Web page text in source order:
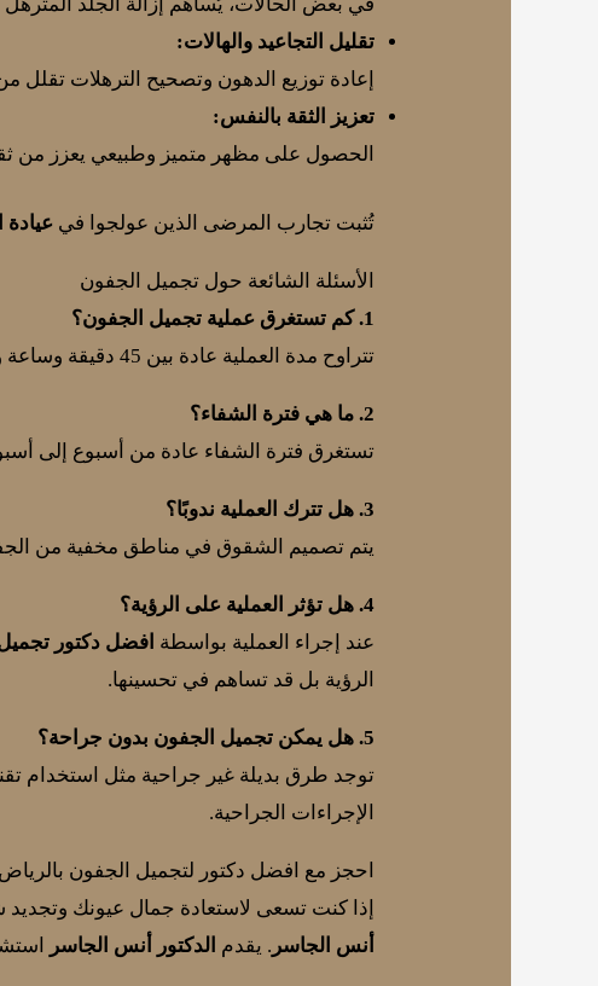
في بعض الحالات، يُساهم إزالة الجلد
تقليل التجاعيد والهالات:
إعادة توزيع الدهون وتصحيح الترهلات تقلل
تعزيز الثقة بالنفس:
الحصول على مظهر متميز وطبيعي يعزز من
تُثبت تجارب المرضى الذين عولجوا في عيادة
الأسئلة الشائعة حول تجميل الجفون
1. كم تستغرق عملية تجميل الجفون؟
تتراوح مدة العملية عادة بين 45 دقيقة وساعة واحدة، وذلك يعتمد على مدى تعقيد الحالة ونوع الجراحة المطلوبة.
2. ما هي فترة الشفاء؟
تستغرق فترة الشفاء عادة من أسبوع إلى
3. هل تترك العملية ندوبًا؟
يتم تصميم الشقوق في مناطق مخفية من
4. هل تؤثر العملية على الرؤية؟
عند إجراء العملية بواسطة افضل دكتور
الرؤية بل قد تساهم في تحسينها.
5. هل يمكن تجميل الجفون بدون جراحة؟
توجد طرق بديلة غير جراحية مثل استخدام
الإجراءات الجراحية.
احجز مع افضل دكتور لتجميل الجفون بالرياض
إذا كنت تسعى لاستعادة جمال عيونك وتجديد
أنس الجاسر . يقدم الدكتور أنس الجاسر